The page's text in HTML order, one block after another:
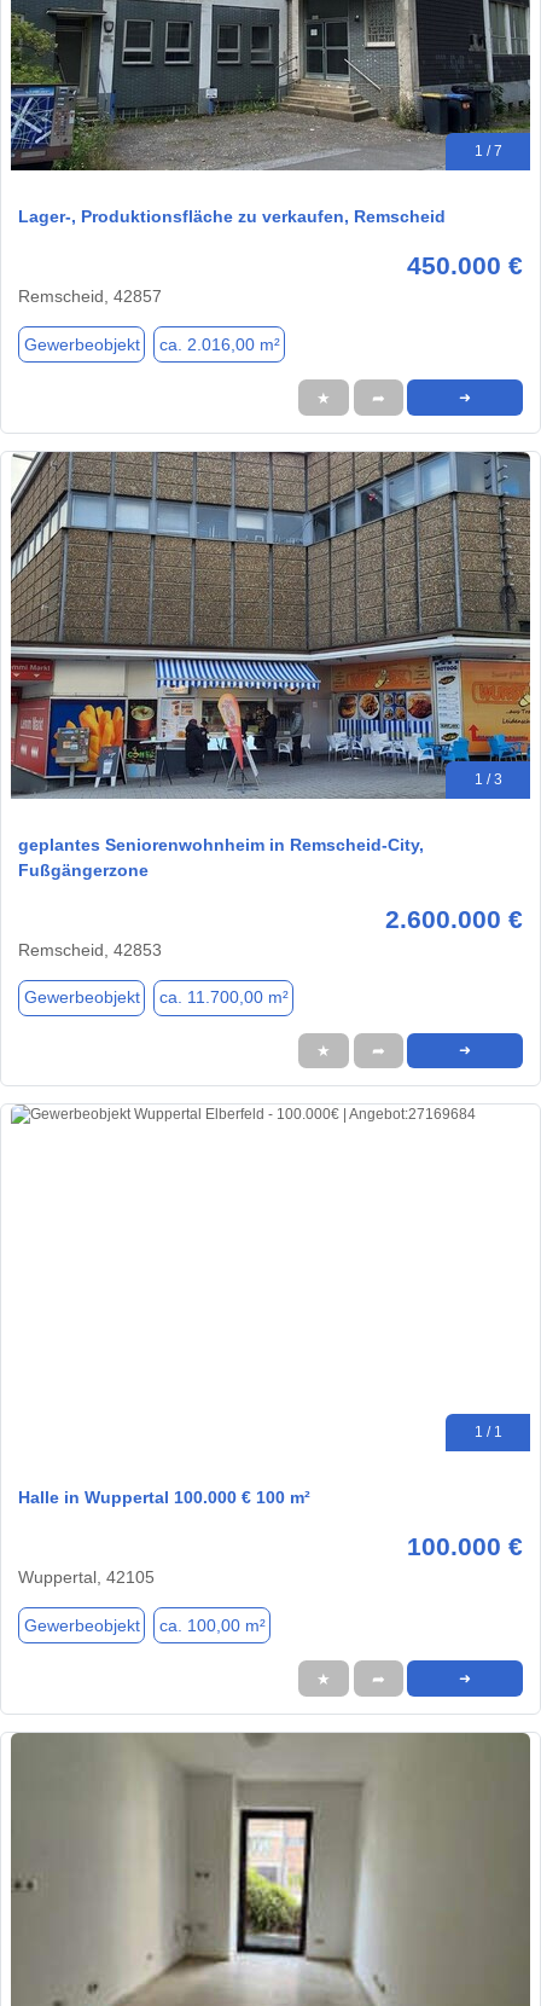
1 / 7
Lager-, Produktionsfläche zu verkaufen, Remscheid
450.000 €
Remscheid, 42857
Gewerbeobjekt ca. 2.016,00 m²
★ ➦ ➜
1 / 3
geplantes Seniorenwohnheim in Remscheid-City,
Fußgängerzone
2.600.000 €
Remscheid, 42853
Gewerbeobjekt ca. 11.700,00 m²
★ ➦ ➜
1 / 1
Halle in Wuppertal 100.000 € 100 m²
100.000 €
Wuppertal, 42105
Gewerbeobjekt ca. 100,00 m²
★ ➦ ➜